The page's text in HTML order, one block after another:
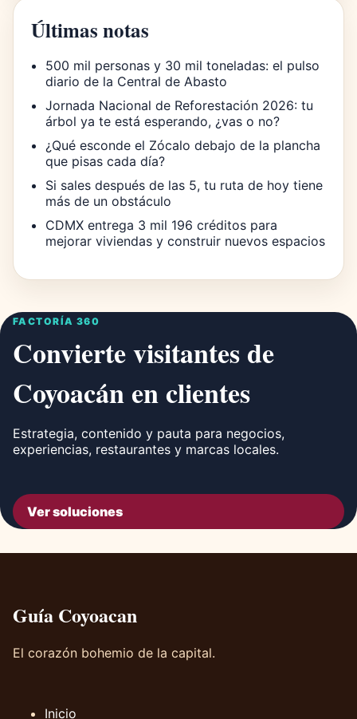
Últimas notas
500 mil personas y 30 mil toneladas: el pulso
diario de la Central de Abasto
Jornada Nacional de Reforestación 2026: tu
árbol ya te está esperando, ¿vas o no?
¿Qué esconde el Zócalo debajo de la plancha
que pisas cada día?
Si sales después de las 5, tu ruta de hoy tiene
más de un obstáculo
CDMX entrega 3 mil 196 créditos para
mejorar viviendas y construir nuevos espacios
FACTORÍA 360
Convierte visitantes de
Coyoacán en clientes
Estrategia, contenido y pauta para negocios,
experiencias, restaurantes y marcas locales.
Ver soluciones
Guía Coyoacan
El corazón bohemio de la capital.
Inicio